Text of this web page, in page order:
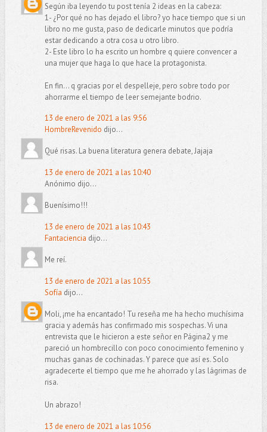
Según iba leyendo tu post tenía 2 ideas en la cabeza:
1- ¿Por qué no has dejado el libro? yo hace tiempo que si un
libro no me gusta, paso de dedicarle minutos que podría
estar dedicando a otra cosa u otro libro.
2- Este libro lo ha escrito un hombre q quiere convencer a
una mujer que haga lo que hace la protagonista.
En fin... q gracias por el despelleje, pero sobre todo por
ahorrarme el tiempo de leer semejante bodrio.
13 de enero de 2021 a las 9:56
HombreRevenido dijo...
Qué risas. La buena literatura genera debate, Jajaja
13 de enero de 2021 a las 10:40
Anónimo dijo...
Buenísimo!!!
13 de enero de 2021 a las 10:43
Fantaciencia dijo...
Me reí.
13 de enero de 2021 a las 10:55
Sofía dijo...
Moli, ¡me ha encantado! Tu reseña me ha hecho muchísima
gracia y además has confirmado mis sospechas. Vi una
entrevista que le hicieron a este señor en Página2 y me
pareció un hombrecillo con poco conocimiento femenino y
muchas ganas de cochinadas. Y parece que así es. Solo
agradecerte el tiempo que me he ahorrado y las lágrimas de
risa.
Un abrazo!
13 de enero de 2021 a las 10:56